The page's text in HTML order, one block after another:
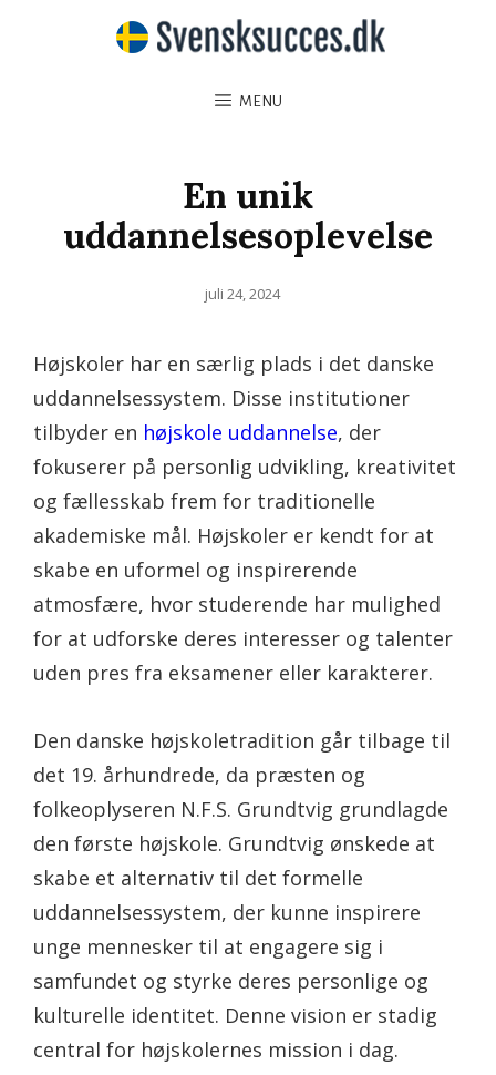
MENU
En unik
uddannelsesoplevelse
Posted
juli 24, 2024
Højskoler har en særlig plads i det danske
uddannelsessystem. Disse institutioner
tilbyder en højskole uddannelse, der
fokuserer på personlig udvikling, kreativitet
og fællesskab frem for traditionelle
akademiske mål. Højskoler er kendt for at
skabe en uformel og inspirerende
atmosfære, hvor studerende har mulighed
for at udforske deres interesser og talenter
uden pres fra eksamener eller karakterer.
Den danske højskoletradition går tilbage til
det 19. århundrede, da præsten og
folkeoplyseren N.F.S. Grundtvig grundlagde
den første højskole. Grundtvig ønskede at
skabe et alternativ til det formelle
uddannelsessystem, der kunne inspirere
unge mennesker til at engagere sig i
samfundet og styrke deres personlige og
kulturelle identitet. Denne vision er stadig
central for højskolernes mission i dag.